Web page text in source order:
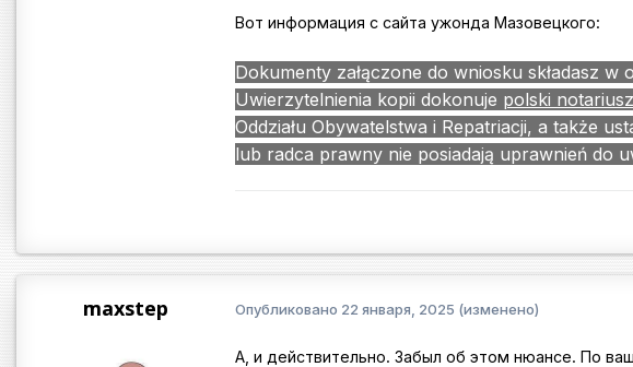
Вот информация с сайта ужонда Мазовецкого:
Dokumenty załączone do wniosku składasz
Uwierzytelnienia kopii dokonuje polski notariusz
Oddziału Obywatelstwa i Repatriacji, a także
lub radca prawny nie posiadają uprawnień do
maxstep Опубликовано 22 января, 2025 (изменено)
А, и действительно. Забыл об этом нюансе. По